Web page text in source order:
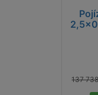
práce,
137